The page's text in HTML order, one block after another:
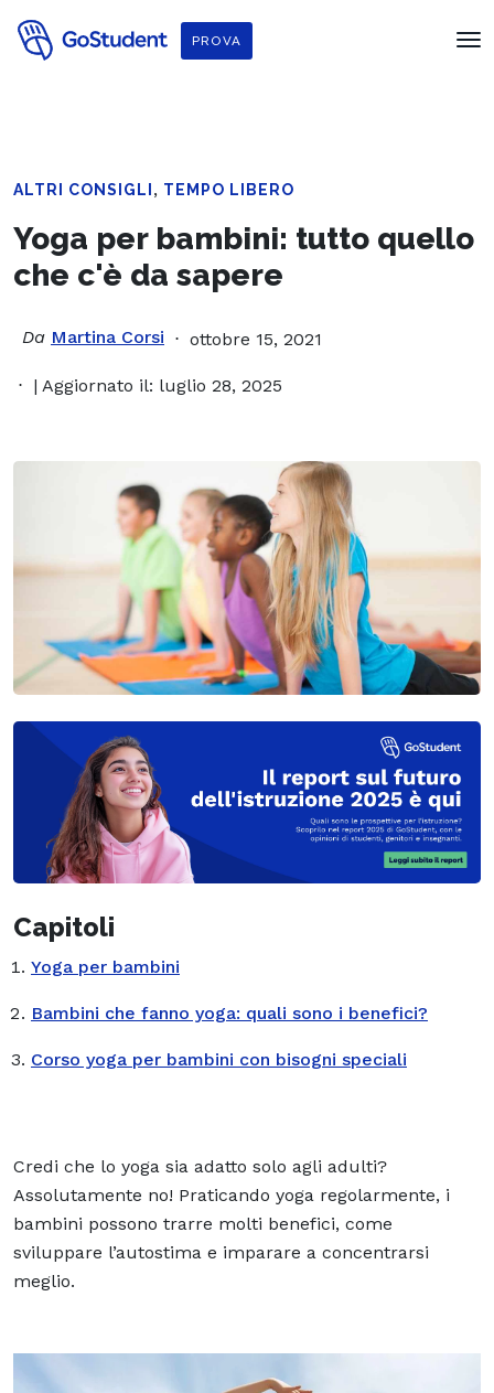
PROVA
ALTRI CONSIGLI , TEMPO LIBERO
Yoga per bambini: tutto quello
che c'è da sapere
Da Martina Corsi ottobre 15, 2021
| Aggiornato il: luglio 28, 2025
Capitoli
Yoga per bambini
Bambini che fanno yoga: quali sono i benefici?
Corso yoga per bambini con bisogni speciali
Credi che lo yoga sia adatto solo agli adulti?
Assolutamente no! Praticando yoga regolarmente, i
bambini possono trarre molti benefici, come
sviluppare l’autostima e imparare a concentrarsi
meglio.